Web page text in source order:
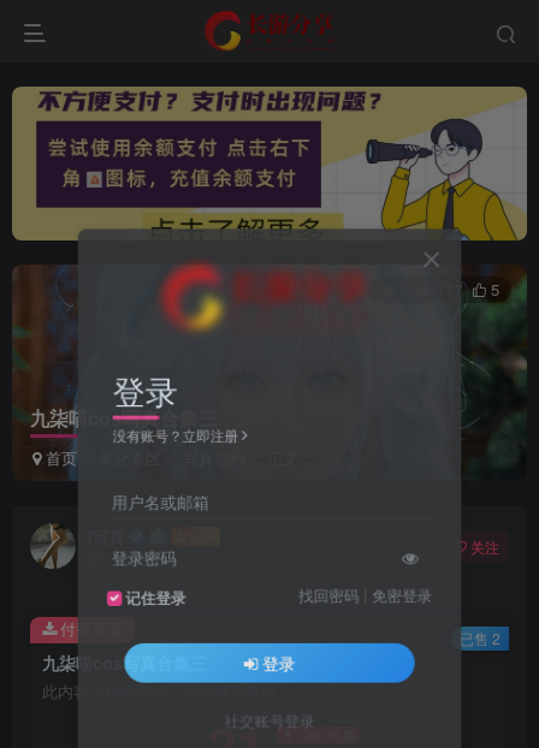
九柒喵cos写真合集三
首页
117 5
4个月前更新
关注
九柒喵cos写真合集三
此内容为付费资源，请付费后查看
付费资源 已售 2
登录
没有账号？立即注册
用户名或邮箱
登录密码
记住登录 找回密码 |免密登录
登录
社交账号登录